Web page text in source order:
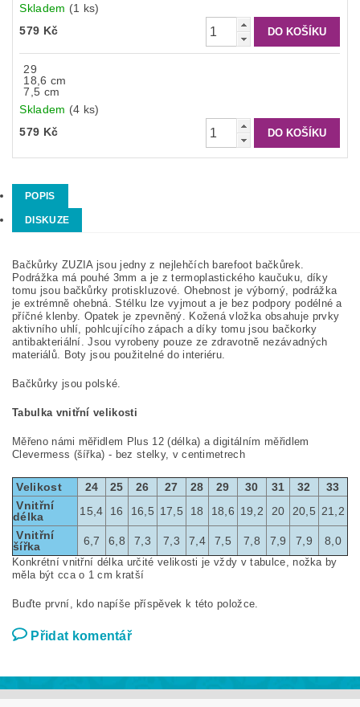
Skladem (1 ks)
579 Kč
29
18,6 cm
7,5 cm
Skladem (4 ks)
579 Kč
POPIS
DISKUZE
Bačkůrky ZUZIA jsou jedny z nejlehčích barefoot bačkůrek.
Podrážka má pouhé 3mm a je z termoplastického kaučuku, díky
tomu jsou bačkůrky protiskluzové. Ohebnost je výborný, podrážka
je extrémně ohebná. Stélku lze vyjmout a je bez podpory podélné a
příčné klenby. Opatek je zpevněný. Kožená vložka obsahuje prvky
aktivního uhlí, pohlcujícího zápach a díky tomu jsou bačkorky
antibakteriální.Jsou vyrobeny pouze ze zdravotně nezávadných
materiálů.
Boty jsou použitelné do interiéru.
Bačkůrky jsou polské.
Tabulka vnitřní velikosti
Měřeno námi měřidlem Plus 12 (délka) a digitálním měřidlem
Clevermess (šířka) - bez stelky, v centimetrech
Velikost 24 25 26 27 28 29 30 31 32
33
Vnitřní
délka
15,4 16 16,5 17,5 18 18,6 19,2 20 20,5 21,2
Vnitřní
šířka
6,7 6,8 7,3 7,3 7,4 7,5 7,8 7,9 7,9 8,0
Konkrétní vnitřní délka určité velikosti je vždy v tabulce, nožka by
měla být cca o 1 cm kratší
Buďte první, kdo napíše příspěvek k této položce.
Přidat komentář